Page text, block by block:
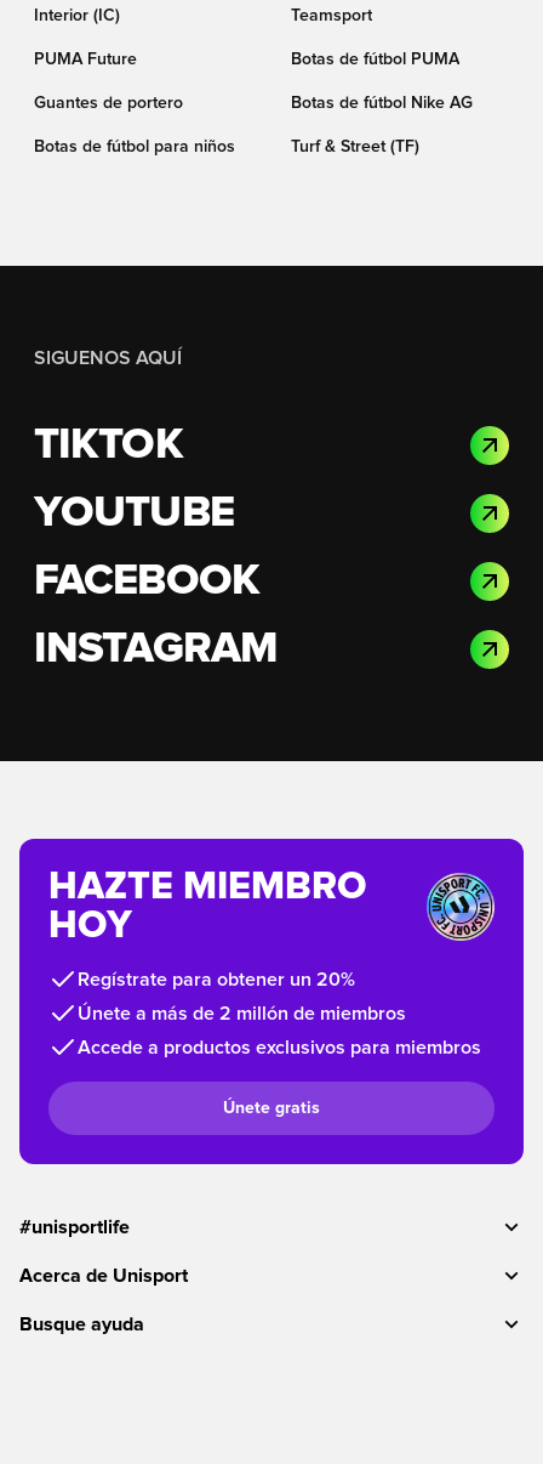
Interior (IC) Teamsport
PUMA Future Botas de fútbol PUMA
Guantes de portero Botas de fútbol Nike AG
Botas de fútbol para niños Turf & Street (TF)
SIGUENOS AQUÍ
TIKTOK
YOUTUBE
FACEBOOK
INSTAGRAM
HAZTE MIEMBRO
HOY
Regístrate para obtener un 20%
Únete a más de 2 millón de miembros
Accede a productos exclusivos para miembros
Únete gratis
#unisportlife
Acerca de Unisport
Busque ayuda